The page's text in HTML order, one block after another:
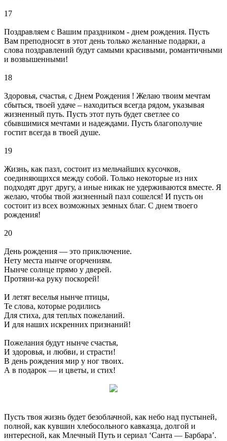
17
Поздравляем с Вашим праздником - днем рождения. Пусть
Вам преподносят в этот день только желанные подарки, а
слова поздравлений будут самыми красивыми, романтичными
и возвышенными!
18
Здоровья, счастья, с Днем Рождения ! Желаю твоим мечтам
сбыться, твоей удаче – находиться всегда рядом, указывая
жизненный путь. Пусть этот путь будет светлее со
сбывшимися мечтами и надеждами. Пусть благополучие
гостит всегда в твоей душе.
19
Жизнь, как пазл, состоит из мельчайших кусочков,
соединяющихся между собой. Только некоторые из них
подходят друг другу, а иные никак не удерживаются вместе. Я
желаю, чтобы твой жизненный пазл сошелся! И пусть он
состоит из всех возможных земных благ. С днем твоего
рождения!
20
День рождения — это приключение.
Нету места нынче огорчениям.
Нынче солнце прямо у дверей.
Протяни-ка руку поскорей!
И летят веселья нынче птицы,
Те слова, которые родились
Для стиха, для теплых пожеланий.
И для наших искренних признаний!
Пожелания будут нынче счастья,
И здоровья, и любви, и страсти!
В день рождения мир у ног твоих.
А в подарок — и цветы, и стих!
Пусть твоя жизнь будет безоблачной, как небо над пустыней,
полной, как кувшин хлебосольного кавказца, долгой и
интересной, как Млечный Путь и сериал ‘Санта — Барбара’.